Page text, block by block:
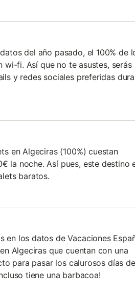
del año pasado, el 100% de
wi-fi. Así que no te asustes, serás
y redes sociales preferidas
en Algeciras (100%) cuestan
la noche. Así pues, este destino
baratos.
en los datos de Vacaciones
Algeciras que cuentan con una
para pasar los calurosos días de
tiene una barbacoa!